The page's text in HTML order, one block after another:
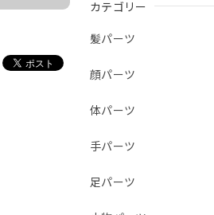
カテゴリー
髪パーツ
顔パーツ
体パーツ
手パーツ
足パーツ